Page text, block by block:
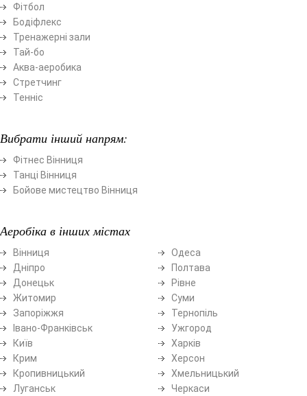
Фітбол
Бодіфлекс
Тренажерні зали
Тай-бо
Аква-аеробика
Стретчинг
Тенніс
Вибрати інший напрям:
Фітнес Вінниця
Танці Вінниця
Бойове мистецтво Вінниця
Аеробіка в інших містах
Вінниця
Дніпро
Донецьк
Житомир
Запоріжжя
Івано-Франківськ
Київ
Крим
Кропивницький
Луганськ
Одеса
Полтава
Рівне
Суми
Тернопіль
Ужгород
Харків
Херсон
Хмельницький
Черкаси